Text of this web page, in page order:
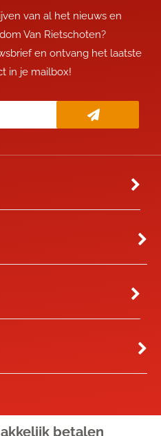
van al het nieuws en
Van Rietschoten?
en ontvang het laatste
in je mailbox!
betalen